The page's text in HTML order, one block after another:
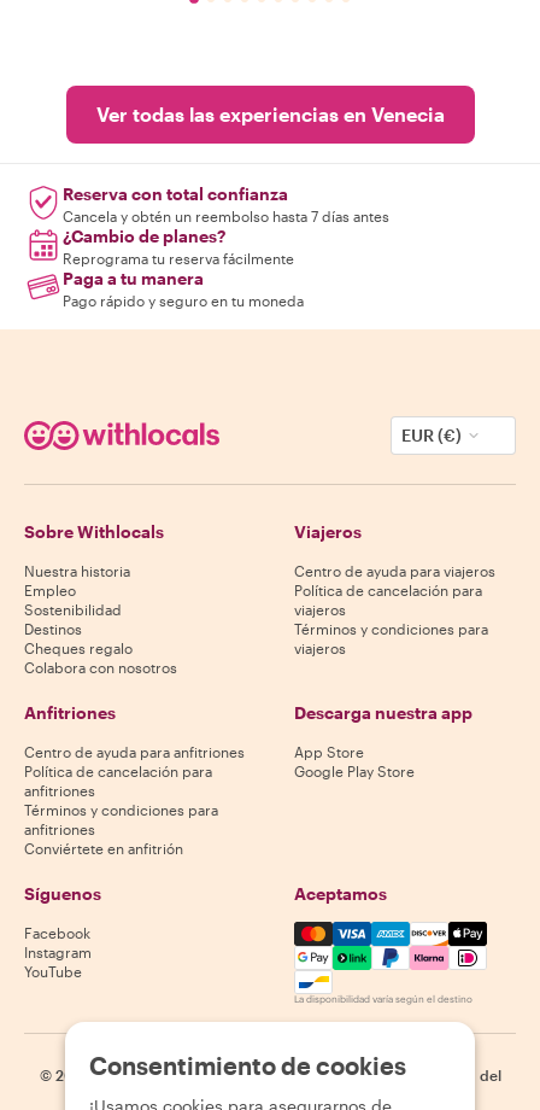
Ver todas las experiencias en Venecia
Reserva con total confianza
Cancela y obtén un reembolso hasta 7 días antes
¿Cambio de planes?
Reprograma tu reserva fácilmente
Paga a tu manera
Pago rápido y seguro en tu moneda
EUR (€)
Sobre Withlocals
Nuestra historia
Empleo
Sostenibilidad
Destinos
Cheques regalo
Colabora con nosotros
Viajeros
Centro de ayuda para viajeros
Política de cancelación para
viajeros
Términos y condiciones para
viajeros
Anfitriones
Centro de ayuda para anfitriones
Política de cancelación para
anfitriones
Términos y condiciones para
anfitriones
Conviértete en anfitrión
Descarga nuestra app
App Store
Google Play Store
Síguenos
Facebook
Instagram
YouTube
Aceptamos
Mastercard, Visa, Amex,
La disponibilidad varía según el destino
© 2026 Withlocals.com | Política de privacidad | Cookies
Mapa del
Consentimiento de cookies
¡Usamos cookies para asegurarnos de